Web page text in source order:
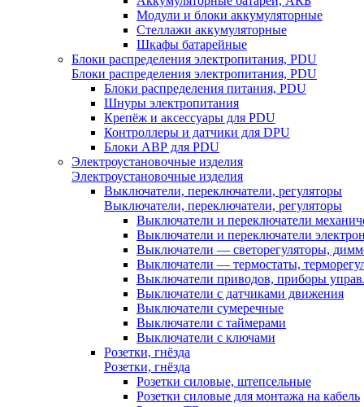
Модули и блоки аккумуляторные
Стеллажи аккумуляторные
Шкафы батарейные
Блоки распределения электропитания, PDU
Блоки распределения электропитания, PDU
Блоки распределения питания, PDU
Шнуры электропитания
Крепёж и аксессуары для PDU
Контроллеры и датчики для DPU
Блоки АВР для PDU
Электроустановочные изделия
Электроустановочные изделия
Выключатели, переключатели, регуляторы
Выключатели, переключатели, регуляторы
Выключатели и переключатели
Выключатели и переключатели
Выключатели — светорегуляторы,
Выключатели — термостаты,
Выключатели приводов, приборы
Выключатели с датчиками движения
Выключатели сумеречные
Выключатели с таймерами
Выключатели с ключами
Розетки, гнёзда
Розетки, гнёзда
Розетки силовые, штепсельные
Розетки силовые для монтажа на кабель